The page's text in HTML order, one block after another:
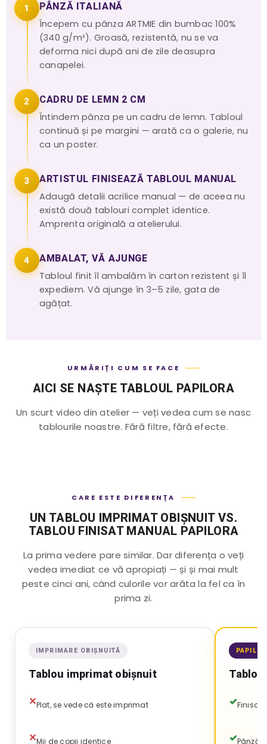
1 PÂNZĂ ITALIANĂ
Începem cu pânza ARTMIE din bumbac 100%
(340 g/m²). Groasă, rezistentă, nu se va
deforma nici după ani de zile deasupra
canapelei.
2 CADRU DE LEMN 2 CM
Întindem pânza pe un cadru de lemn. Tabloul
continuă și pe margini — arată ca o galerie, nu
ca un poster.
3 ARTISTUL FINISEAZĂ TABLOUL MANUAL
Adaugă detalii acrilice manual — de aceea nu
există două tablouri complet identice.
Amprenta originală a atelierului.
4 AMBALAT, VĂ AJUNGE
Tabloul finit îl ambalăm în carton rezistent și îl
expediem. Vă ajunge în 3–5 zile, gata de
agățat.
URMĂRIȚI CUM SE FACE
AICI SE NAȘTE TABLOUL PAPILORA
Un scurt video din atelier — veți vedea cum se nasc
tablourile noastre. Fără filtre, fără efecte.
CARE ESTE DIFERENȚA
UN TABLOU IMPRIMAT OBIȘNUIT VS.
TABLOU FINISAT MANUAL PAPILORA
La prima vedere pare similar. Dar diferența o veți
vedea imediat ce vă apropiați — și și mai mult
peste cinci ani, când culorile vor arăta la fel ca în
prima zi.
IMPRIMARE OBIȘNUITĂ
Tablou imprimat obișnuit
Plat, se vede că este imprimat
Mii de copii identice
Finisat
Pânză